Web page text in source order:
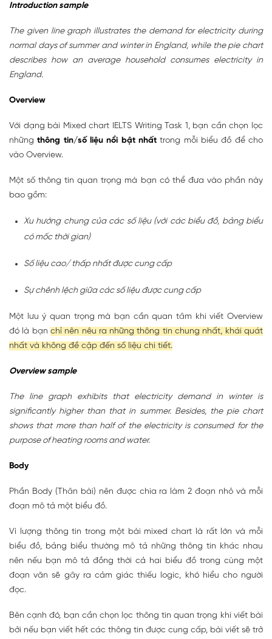
Introduction sample
The given line graph illustrates the demand for electricity during
normal days of summer and winter in England, while the pie chart
describes how an average household consumes electricity in
England.
Overview
Với dạng bài Mixed chart IELTS Writing Task 1, bạn cần chọn lọc
nhữngthông tin/số liệu nổi bật nhất trong mỗi biểu đồ để cho
vào Overview.
Một số thông tin quan trọng mà bạn có thể đưa vào phần này
bao gồm:
Xu hướng chung của các số liệu (với các biểu đồ, bảng biểu
có mốc thời gian)
Số liệu cao/ thấp nhất được cung cấp
Sự chênh lệch giữa các số liệu được cung cấp
Một lưu ý quan trọng mà bạn cần quan tâm khi viết Overview
đó là bạn chỉ nên nêu ra những thông tin chung nhất, khái quát
nhất và không đề cập đến số liệu chi tiết.
Overview sample
The line graph exhibits that electricity demand in winter is
significantly higher than that in summer. Besides, the pie chart
shows that more than half of the electricity is consumed for the
purpose of heating rooms and water.
Body
Phần Body (Thân bài) nên được chia ra làm 2 đoạn nhỏ và mỗi
đoạn mô tả một biểu đồ.
Vì lượng thông tin trong một bài mixed chart là rất lớn và mỗi
biểu đồ, bảng biểu thường mô tả những thông tin khác nhau
nên nếu bạn mô tả đồng thời cả hai biểu đồ trong cùng một
đoạn văn sẽ gây ra cảm giác thiếu logic, khó hiểu cho người
đọc.
Bên cạnh đó, bạn cần chọn lọc thông tin quan trọng khi viết bài
bởi nếu bạn viết hết các thông tin được cung cấp, bài viết sẽ trở